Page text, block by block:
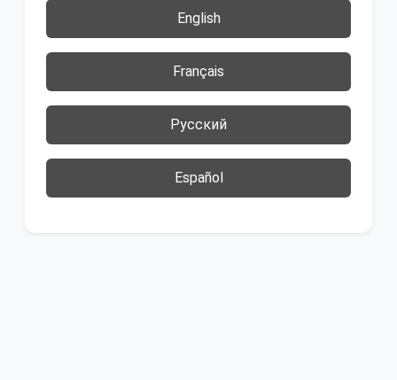
English
Français
Русский
Español